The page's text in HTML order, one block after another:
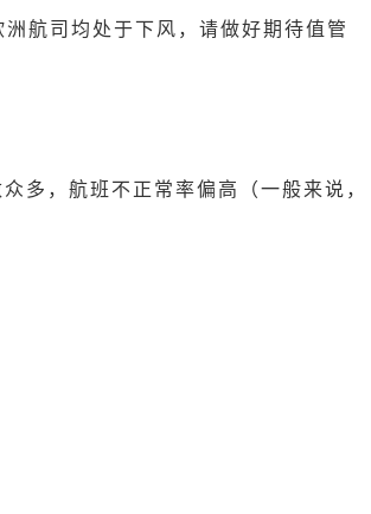
航司均处于下风，请做好期待值管
多，航班不正常率偏高（一般来说，